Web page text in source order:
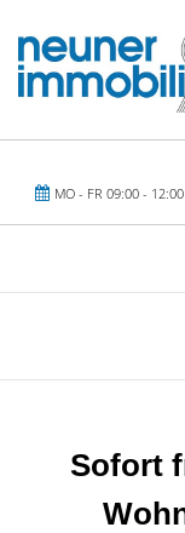
MO - FR 09:00 -
Sofort